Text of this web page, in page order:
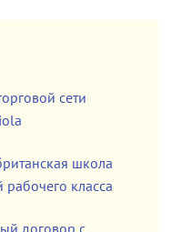
сети
школа
рабочего класса